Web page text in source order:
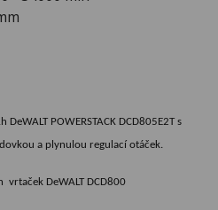
DeWALT POWERSTACK DCD805E2T s
a plynulou regulací otáček.
vrtaček DeWALT DCD800